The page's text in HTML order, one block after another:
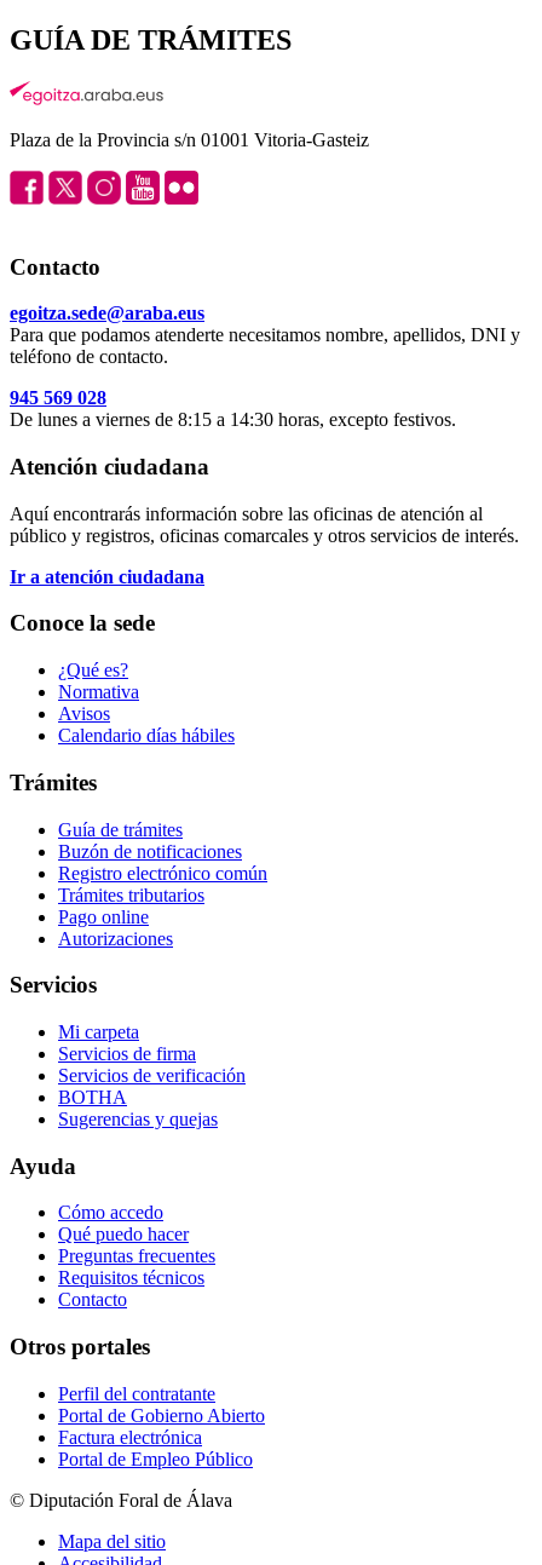
GUÍA DE TRÁMITES
Plaza de la Provincia s/n 01001 Vitoria-Gasteiz
Contacto
egoitza.sede@araba.eus
Para que podamos atenderte necesitamos nombre, apellidos, DNI y
teléfono de contacto.
945 569 028
De lunes a viernes de 8:15 a 14:30 horas, excepto festivos.
Atención ciudadana
Aquí encontrarás información sobre las oficinas de atención al
público y registros, oficinas comarcales y otros servicios de interés.
Ir a atención ciudadana
Conoce la sede
¿Qué es?
Normativa
Avisos
Calendario días hábiles
Trámites
Guía de trámites
Buzón de notificaciones
Registro electrónico común
Trámites tributarios
Pago online
Autorizaciones
Servicios
Mi carpeta
Servicios de firma
Servicios de verificación
BOTHA
Sugerencias y quejas
Ayuda
Cómo accedo
Qué puedo hacer
Preguntas frecuentes
Requisitos técnicos
Contacto
Otros portales
Perfil del contratante
Portal de Gobierno Abierto
Factura electrónica
Portal de Empleo Público
© Diputación Foral de Álava
Mapa del sitio